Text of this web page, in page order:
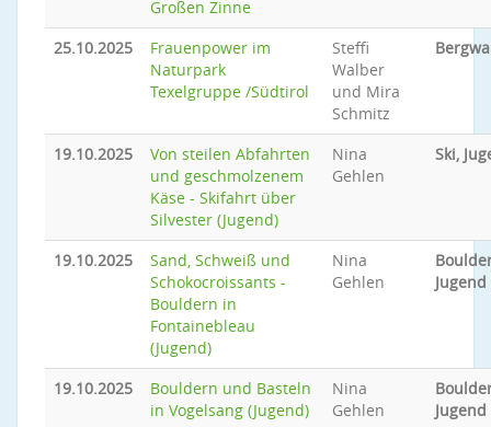
Großen Zinne
25.10.2025
Frauenpower im
Naturpark
Texelgruppe /Südtirol
Steffi
Walber
und Mira
Schmitz
19.10.2025
Von steilen Abfahrten
und geschmolzenem
Käse - Skifahrt über
Silvester (Jugend)
Nina
Gehlen
Ski,
19.10.2025
Sand, Schweiß und
Schokocroissants -
Bouldern in
Fontainebleau
(Jugend)
Nina
Gehlen
Jugend
19.10.2025
Bouldern und Basteln
in Vogelsang (Jugend)
Nina
Gehlen
Jugend